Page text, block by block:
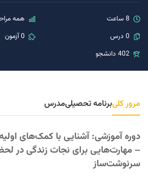
8 ساعت
همه
0 درس
0 آزمون
402 دانشجو
مرور کلیبرنامه تحصیلیمدرس
دوره آموزشی: آشنایی با کمک‌های
– مهارت‌هایی برای نجات زندگی در
سرنوشت‌ساز